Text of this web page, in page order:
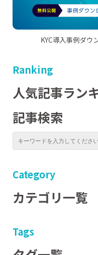
KYC導入事例ダウ
Ranking
人気記事ラン
記事検索
Category
カテゴリ一覧
Tags